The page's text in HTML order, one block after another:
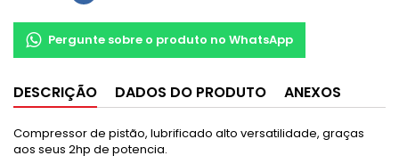
Pergunte sobre o produto no WhatsApp
DESCRIÇÃO DADOS DO PRODUTO ANEXOS
Compressor de pistão, lubrificado alto versatilidade, graças
aos seus 2hp de potencia.